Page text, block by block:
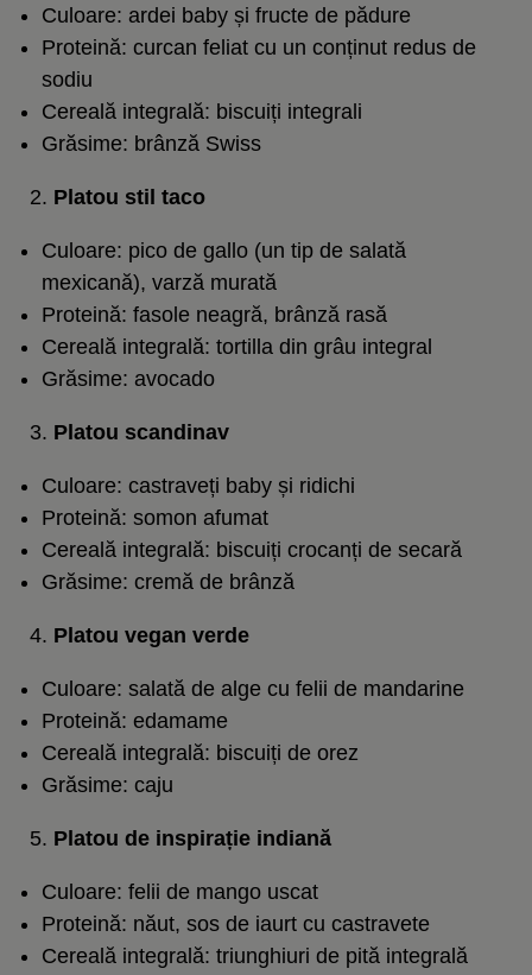
Culoare: ardei baby și fructe de pădure
Proteină: curcan feliat cu un conținut redus de
sodiu
Cereală integrală: biscuiți integrali
Grăsime: brânză Swiss
Platou stil taco
Culoare: pico de gallo (un tip de salată
mexicană), varză murată
Proteină: fasole neagră, brânză rasă
Cereală integrală: tortilla din grâu integral
Grăsime: avocado
Platou scandinav
Culoare: castraveți baby și ridichi
Proteină: somon afumat
Cereală integrală: biscuiți crocanți de secară
Grăsime: cremă de brânză
Platou vegan verde
Culoare: salată de alge cu felii de mandarine
Proteină: edamame
Cereală integrală: biscuiți de orez
Grăsime: caju
Platou de inspirație indiană
Culoare: felii de mango uscat
Proteină: năut, sos de iaurt cu castravete
Cereală integrală: triunghiuri de pită integrală